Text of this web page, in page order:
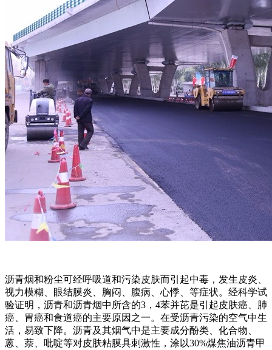
沥青烟和粉尘可经呼吸道和污染皮肤而引起中毒，发生皮炎、
视力模糊、眼结膜炎、胸闷、腹病、心悸、等症状。经科学试
验证明，沥青和沥青烟中所含的3，4苯并芘是引起皮肤癌、肺
癌、胃癌和食道癌的主要原因之一。在受沥青污染的空气中生
活，易致下降。沥青及其烟气中是主要成分酚类、化合物、
蒽、萘、吡啶等对皮肤粘膜具刺激性，涂以30%煤焦油沥青甲